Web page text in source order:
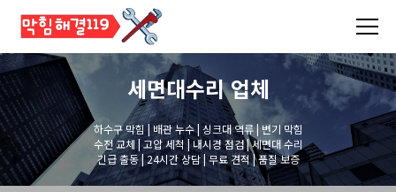
세면대수리업체
하수구 막힘 | 배관 누수 | 싱크대 역류 | 변기 막힘
수전 교체 | 고압 세척 | 내시경 점검 | 세면대 수리
긴급 출동 | 24시간 상담 | 무료 견적 | 품질 보증